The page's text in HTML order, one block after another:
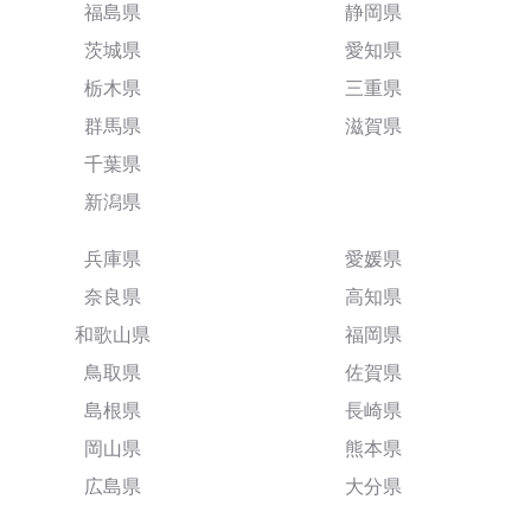
福島県
茨城県
栃木県
群馬県
千葉県
新潟県
静岡県
愛知県
三重県
滋賀県
兵庫県
奈良県
和歌山県
鳥取県
島根県
岡山県
広島県
愛媛県
高知県
福岡県
佐賀県
長崎県
熊本県
大分県